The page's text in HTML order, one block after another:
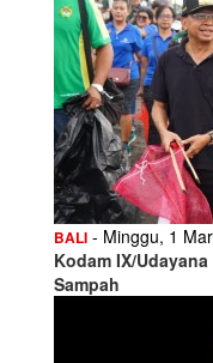
BALI - Minggu, 1
Kodam IX/
Sampah